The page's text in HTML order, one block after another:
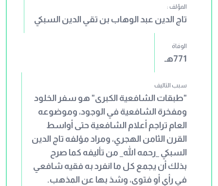
شيوخه وتلاميذه، ثم يذكر له شيئًا من
حديثه. وقد تكلّم أبو الشيخ _رحمه الله_ على
أسانيد بعض الأحاديث بالتصحيح
والتضعيف، وأبان عن علل بعض الأحاديث
التي وقع فيها خطأ أو اختلاف، وتكلم على
الكلام على كل حديث أو سند؛ بل إنه ترك
الكثير من ذلك، وسكت عن كثير من
الضعيف والواهي ولم ينبه عليه. قال أبو
الشيخ _رحمه الله_ في مقدمة كتابه هذا:
"هذا كتاب «طبقات أسماء المحدثين ممن
قدم أصبهان» من الصحابة والتابعين، ومن
كان بها؛ وقت فتحها إلى زماننا هذا، مع ذكر
المؤلف :
تاج الدين عبد الوهاب بن تقي الدين السبكي
الوفاة
771هـ
سبب التاليف
"طبقات الشافعية الكبرى" هو سفر الخلود
ومفخرة الشافعية في الوجود، وموضوعه
العام تراجم أعلام الشافعية حتى أواسط
القرن الثامن الهجري، ومراد مؤلفه تاج الدين
السبكي _رحمه الله_ من تأليفه كما صرح
بذلك أن يجمع كل ما انفرد به فقيه شافعي
في رأي أو فتوى، وشذ بها عن المذهب.